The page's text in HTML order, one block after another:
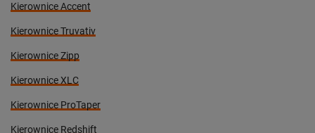
Kierownice Accent
Kierownice Truvativ
Kierownice Zipp
Kierownice XLC
Kierownice ProTaper
Kierownice Redshift